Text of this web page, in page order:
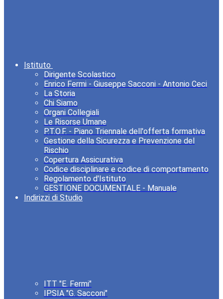
Istituto
Dirigente Scolastico
Enrico Fermi - Giuseppe Sacconi - Antonio Ceci
La Storia
Chi Siamo
Organi Collegiali
Le Risorse Umane
P.T.O.F. - Piano Triennale dell'offerta formativa
Gestione della Sicurezza e Prevenzione del
Rischio
Copertura Assicurativa
Codice disciplinare e codice di comportamento
Regolamento d'Istituto
GESTIONE DOCUMENTALE - Manuale
Indirizzi di Studio
ITT "E. Fermi"
IPSIA "G. Sacconi"